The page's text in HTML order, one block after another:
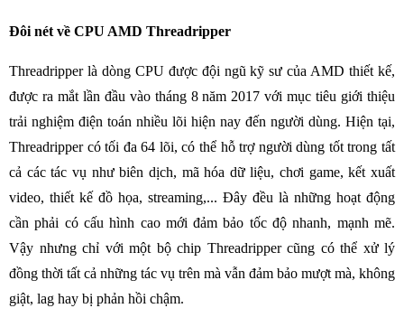
Đôi nét về CPU AMD Threadripper
Threadripper là dòng CPU được đội ngũ kỹ sư của AMD thiết kế,
được ra mắt lần đầu vào tháng 8 năm 2017 với mục tiêu giới thiệu
trải nghiệm điện toán nhiều lõi hiện nay đến người dùng. Hiện tại,
Threadripper có tối đa 64 lõi, có thể hỗ trợ người dùng tốt trong tất
cả các tác vụ như biên dịch, mã hóa dữ liệu, chơi game, kết xuất
video, thiết kế đồ họa, streaming,... Đây đều là những hoạt động
cần phải có cấu hình cao mới đảm bảo tốc độ nhanh, mạnh mẽ.
Vậy nhưng chỉ với một bộ chip Threadripper cũng có thể xử lý
đồng thời tất cả những tác vụ trên mà vẫn đảm bảo mượt mà, không
giật, lag hay bị phản hồi chậm.